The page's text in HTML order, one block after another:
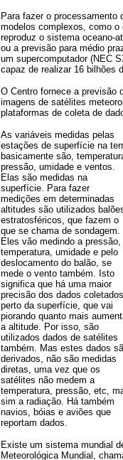
Para fazer o processamento
modelos complexos, como o
reproduz o sistema oceano-
ou a previsão para médio
um supercomputador (NEC
capaz de realizar 16 bilhões
O Centro fornece a previsão
imagens de satélites
plataformas de coleta de
As variáveis medidas pelas
estações de superfície na
basicamente são,
pressão, umidade e ventos.
Elas são medidas na
superfície. Para fazer
medições em determinadas
altitudes são utilizados
estratosféricos, que fazem o
que se chama de sondagem.
Eles vão medindo a pressão,
temperatura, umidade e pelo
deslocamento do balão, se
mede o vento também. Isto
significa que há uma maior
precisão dos dados coletados
perto da superfície, que vai
piorando quanto mais
a altitude. Por isso, são
utilizados dados de satélites
também. Mas estes dados
derivados, não são medidas
diretas, uma vez que os
satélites não medem a
temperatura, pressão, etc,
sim a radiação. Há também
navios, bóias e aviões que
reportam dados.
Existe um sistema mundial
Meteorológica Mundial,